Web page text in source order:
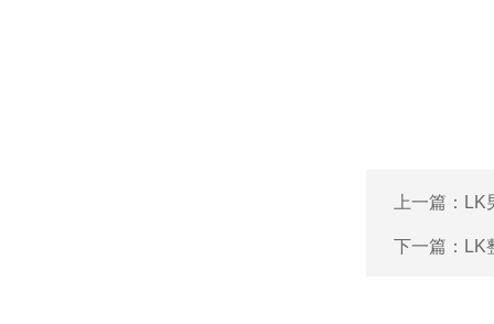
上一篇： LK
下一篇： LK